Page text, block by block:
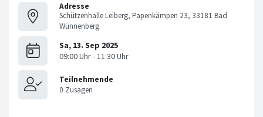
Adresse
Schützenhalle Leiberg, Papenkämpen 23, 33181 Bad
Wünnenberg